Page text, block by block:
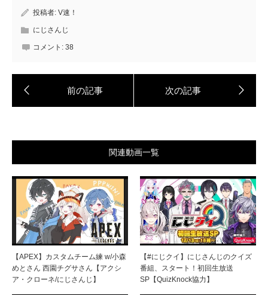
投稿者: V速！
にじさんじ
コメント: 38
関連動画一覧
【APEX】カスタムチーム練 w/小森
めとさん 西園チグサさん【アクシ
ア・クローネ/にじさんじ】
【#にじクイ】にじさんじのクイズ
番組、スタート！初回生放送
SP【QuizKnock協力】